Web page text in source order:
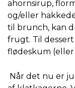
ahornsirup,
og/eller
til brunch, kan
frugt. Til
flødeskum
Når det nu er